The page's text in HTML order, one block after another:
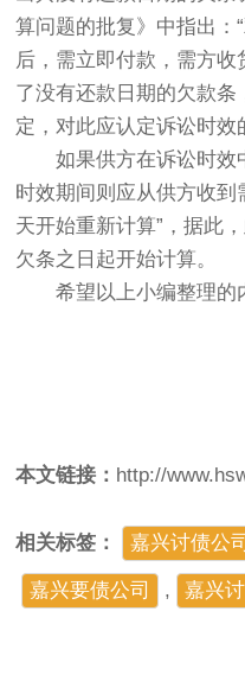
算问题的批复》中指出：
后，需立即付款，需方
了没有还款日期的欠款
定，对此应认定诉讼时效
如果供方在诉讼时效
时效期间则应从供方收
天开始重新计算”，据此
欠条之日起开始计算。
希望以上小编整理的
本文链接： http://
相关标签： 嘉兴讨债公司
嘉兴要债公司 , 嘉兴